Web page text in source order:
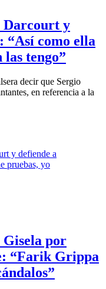
Darcourt y
“Así como ella
tengo”
decir que Sergio
en referencia a la
por
“Farik Grippa